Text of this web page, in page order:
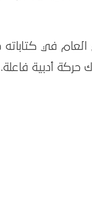
العام في
حركة أدبية فاعلة.